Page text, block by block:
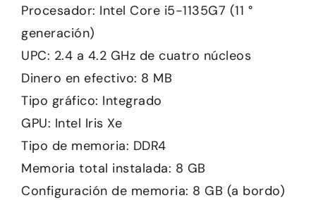
Procesador: Intel Core i5-1135G7 (11 °
generación)
UPC: 2.4 a 4.2 GHz de cuatro núcleos
Dinero en efectivo: 8 MB
Tipo gráfico: Integrado
GPU: Intel Iris Xe
Tipo de memoria: DDR4
Memoria total instalada: 8 GB
Configuración de memoria: 8 GB (a bordo)